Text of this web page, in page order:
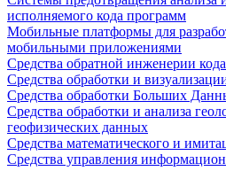
исполняемого кода программ
Мобильные платформы для
мобильными приложениями
Средства обратной инженерии
Средства обработки и
Средства обработки Больших
Средства обработки и анализа
геофизических данных
Средства математического и
Средства управления